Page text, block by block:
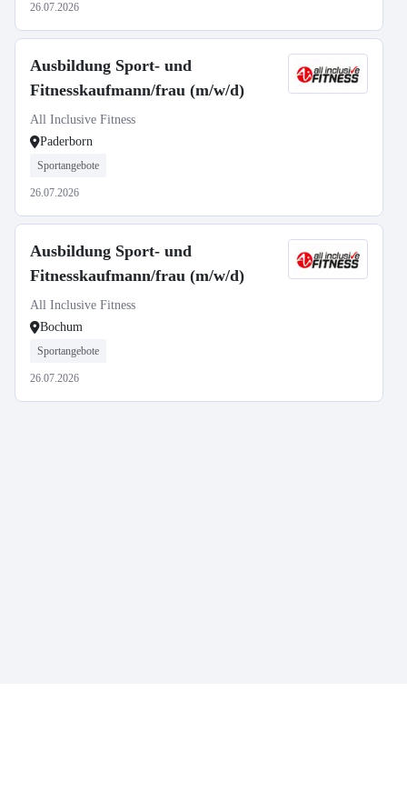
26.07.2026
Ausbildung Sport- und
Fitnesskaufmann/frau (m/w/d)
All Inclusive Fitness
Paderborn
Sportangebote
26.07.2026
Ausbildung Sport- und
Fitnesskaufmann/frau (m/w/d)
All Inclusive Fitness
Bochum
Sportangebote
26.07.2026